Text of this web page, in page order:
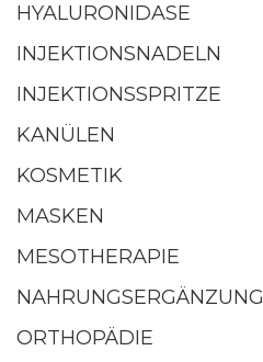
HYALURONIDASE
INJEKTIONSNADELN
INJEKTIONSSPRITZE
KANÜLEN
KOSMETIK
MASKEN
MESOTHERAPIE
NAHRUNGSERGÄNZUNG
ORTHOPÄDIE